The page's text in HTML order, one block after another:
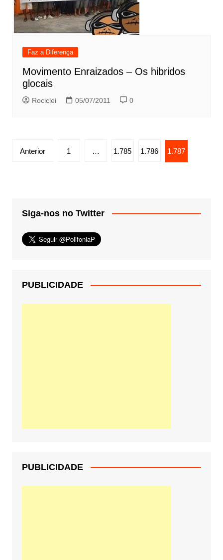
Faz a Diferença
Movimento Enraizados – Os hibridos
glocais
Rociclei 05/07/2011 0
Paginação
Anterior 1 … 1.785 1.786 1.787
Siga-nos no Twitter
PUBLICIDADE
PUBLICIDADE